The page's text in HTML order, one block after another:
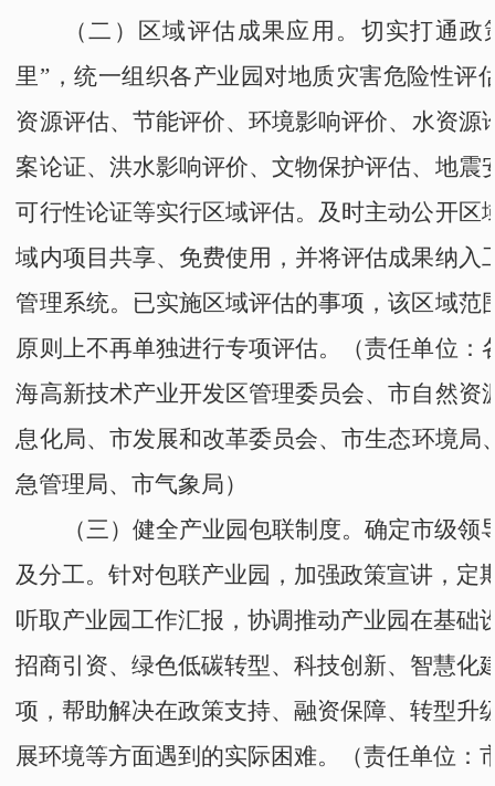
（二）区域评估成果应用。 切实打通政
里” ，统一组织各产业园对地质灾害危险性评
资源评估、节能评价、环境影响评价、水资源
案论证、洪水影响评价、文物保护评估、地震
可行性论证等实行区域评估。及时主动公开区
域内项目共享、免费使用，并将评估成果纳入
管理系统。 已实施区域评估的事项，该区域范
原则上不再单独进行专项评估。
（责任单位：
海高新技术产业开发区管理委员会、市自然资
息化局、 市发展和改革委员会、市生态环境局
急管理局、市气象局）
（三）健全产业园包联制度。确定市级领
及分工。针对包联产业园，加强政策宣讲，定
听取产业园工作汇报，协调推动产业园在基础
招商引资、绿色低碳转型、科技创新、智慧化
项，帮助解决在政策支持、融资保障、转型升
展环境等方面遇到的实际困难。
（责任单位：